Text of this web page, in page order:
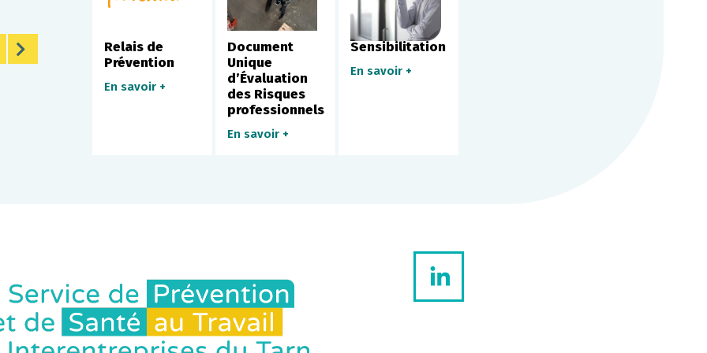
Relais de
Prévention
En savoir +
Document
Unique
d’Évaluation
des Risques
professionnels
En savoir +
Sensibilitation
En savoir +